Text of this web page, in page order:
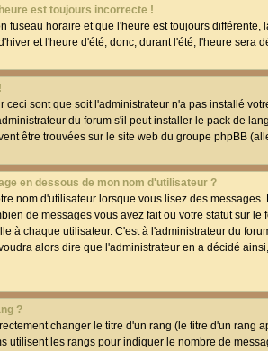
est toujours incorrecte !
fuseau horaire et que l'heure est toujours
et l'heure d'été; donc, durant l'été, l'heure sera
ceci sont que soit l'administrateur n'a pas installé
du forum s'il peut installer le pack de
être trouvées sur le site web du groupe phpBB
en dessous de mon nom d'utilisateur ?
nom d'utilisateur lorsque vous lisez des
de messages vous avez fait ou votre statut sur
à chaque utilisateur. C'est à l'administrateur du
alors dire que l'administrateur en a décidé
?
changer le titre d'un rang (le titre d'un
utilisent les rangs pour indiquer le nombre de